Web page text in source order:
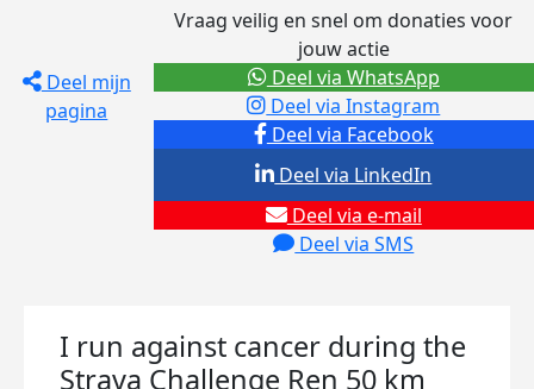
Deel mijn
pagina
Vraag veilig en snel om donaties voor
jouw actie
Deel via Facebook
Deel via Instagram
Deel via e-mail
Deel via SMS
Deel via LinkedIn
Deel via WhatsApp
I run against cancer during the
Strava Challenge Ren 50 km